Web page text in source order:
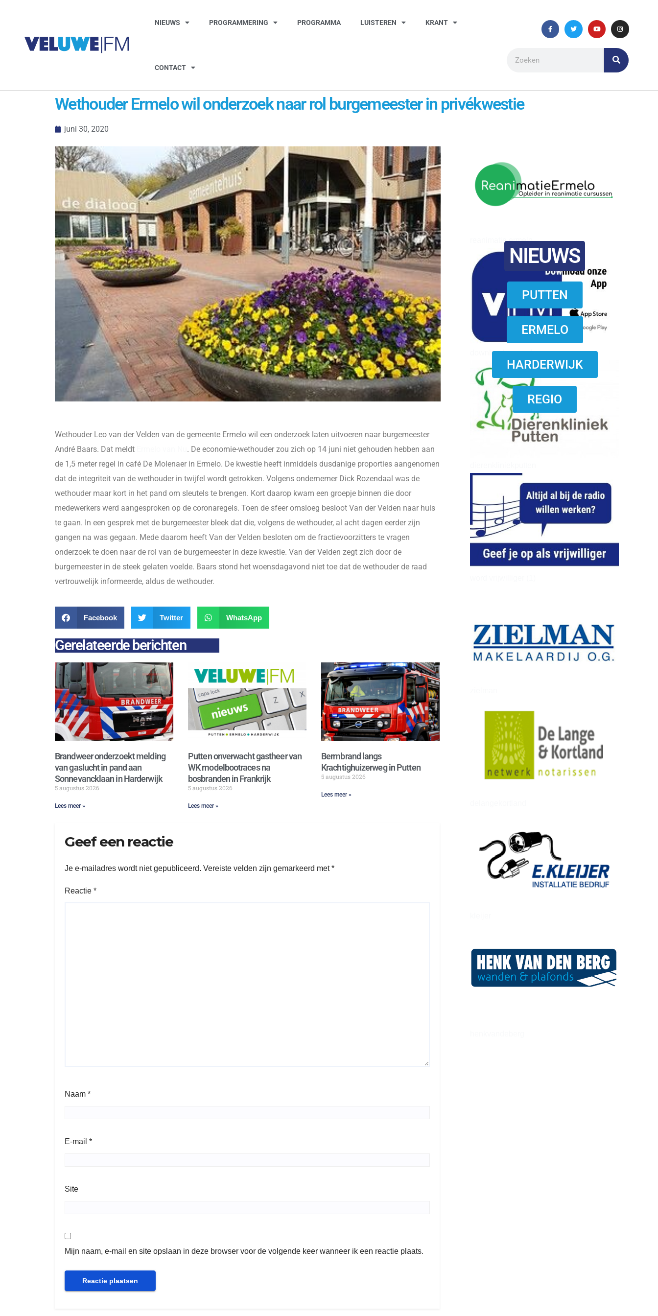
NIEUWS PROGRAMMERING PROGRAMMA LUISTEREN KRANT
CONTACT
Wethouder Ermelo wil onderzoek naar rol burgemeester in privékwestie
juni 30, 2020
reanimatie ermelo
download onzze App
NIEUWS
PUTTEN
ERMELO
HARDERWIJK
REGIO
Wethouder Leo van der Velden van de gemeente Ermelo wil een onderzoek laten uitvoeren naar burgemeester
André Baars. Dat meldt
. De economie-wethouder zou zich op 14 juni niet gehouden hebben aan
de 1,5 meter regel in café De Molenaer in Ermelo. De kwestie heeft inmiddels dusdanige proporties aangenomen
dat de integriteit van de wethouder in twijfel wordt getrokken. Volgens ondernemer Dick Rozendaal was de
wethouder maar kort in het pand om sleutels te brengen. Kort daarop kwam een groepje binnen die door
medewerkers werd aangesproken op de coronaregels. Toen de sfeer omsloeg besloot Van der Velden naar huis
te gaan. In een gesprek met de burgemeester bleek dat die, volgens de wethouder, al acht dagen eerder zijn
gangen na was gegaan. Mede daarom heeft Van der Velden besloten om de fractievoorzitters te vragen
onderzoek te doen naar de rol van de burgemeester in deze kwestie. Van der Velden zegt zich door de
burgemeester in de steek gelaten voelde. Baars stond het woensdagavond niet toe dat de wethouder de raad
vertrouwelijk informeerde, aldus de wethouder.
Facebook Twitter WhatsApp
Gerelateerde berichten
Brandweer onderzoekt melding
van gaslucht in pand aan
Sonnevancklaan in Harderwijk
5 augustus 2026
Lees meer »
Putten onverwacht gastheer van
WK modelbootraces na
bosbranden in Frankrijk
5 augustus 2026
Lees meer »
Bermbrand langs
Krachtighuizerweg in Putten
5 augustus 2026
Lees meer »
Geef een reactie
Je e-mailadres wordt niet gepubliceerd. Vereiste velden zijn gemarkeerd met*
Reactie *
Naam *
E-mail *
Site
Mijn naam, e-mail en site opslaan in deze browser voor de volgende keer wanneer ik een reactie plaats.